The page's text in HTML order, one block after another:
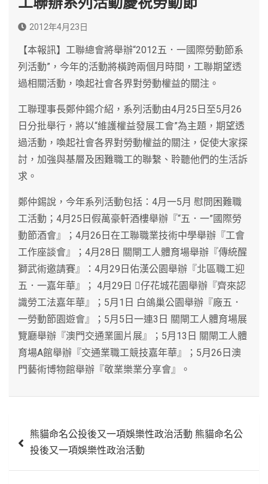
2012年4月23日
【本報訊】工聯總會將舉辦“2012五．一國際勞動節系
列活動”，今年的活動將橫跨兩個月時間，工聯期望透
過相關活動，喚起社會各界對勞動權益的關注。
工聯理事長鄭仲錫介紹，系列活動由4月25日至5月26
日分批舉行，將以“維護權益發展工會”為主題，期望透
過活動，喚起社會各界對勞動權益的關注，促使大家探
討，加強與基層及困難職工的聯繫、聆聽他們的生活訴
求。
鄭仲錫說，今年系列活動包括：4月一5月 慰問困難職
工活動；4月25日假萬豪軒酒樓舉辦『“五．一”國際勞
動節酒會』；4月26日在工聯職業技術中學舉辦『工會
工作座談會』；4月28日 關閘工人體育場舉辦『傳統醒
獅武術邀請賽』：4月29日佑漢公園舉辦『北區職工迎
五．一嘉年華』； 4月29日 仔花城花園舉辦『齊來認
識勞工法嘉年華』；5月1日 白鴿巢公園舉辦『廠五．
一勞動節園遊會』；5月5日一連3日 關閘工人體育場展
覽廳舉辦『澳門交通業圖片展』；5月13日 關閘工人體
育場A館舉辦『交通業職工競技嘉年華』；5月26日澳
門藝術博物館舉辦『敬業樂業分享會』。
章
熊貓命名公投後又一項娛樂性政治活動 熊貓命名公
投後又一項娛樂性政治活動